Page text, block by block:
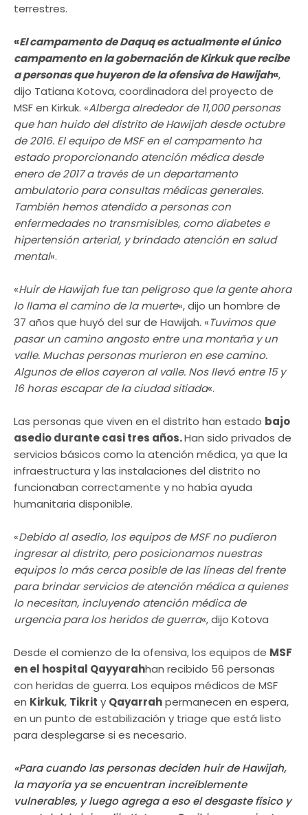
terrestres.
«El campamento de Daquq es actualmente el único
campamento en la gobernación de Kirkuk que recibe
a personas que huyeron de la ofensiva de Hawijah«,
dijo Tatiana Kotova, coordinadora del proyecto de
MSF en Kirkuk. «Alberga alrededor de 11,000 personas
que han huido del distrito de Hawijah desde octubre
de 2016. El equipo de MSF en el campamento ha
estado proporcionando atención médica desde
enero de 2017 a través de un departamento
ambulatorio para consultas médicas generales.
También hemos atendido a personas con
enfermedades no transmisibles, como diabetes e
hipertensión arterial, y brindado atención en salud
mental«.
«Huir de Hawijah fue tan peligroso que la gente ahora
lo llama el camino de la muerte«, dijo un hombre de
37 años que huyó del sur de Hawijah. «Tuvimos que
pasar un camino angosto entre una montaña y un
valle. Muchas personas murieron en ese camino.
Algunos de ellos cayeron al valle. Nos llevó entre 15 y
16 horas escapar de la ciudad sitiada«.
Las personas que viven en el distrito han estado bajo
asedio durante casi tres años.Han sido privados de
servicios básicos como la atención médica, ya que la
infraestructura y las instalaciones del distrito no
funcionaban correctamente y no había ayuda
humanitaria disponible.
«Debido al asedio, los equipos de MSF no pudieron
ingresar al distrito, pero posicionamos nuestras
equipos lo más cerca posible de las líneas del frente
para brindar servicios de atención médica a quienes
lo necesitan, incluyendo atención médica de
urgencia para los heridos de guerra«, dijo Kotova
Desde el comienzo de la ofensiva, los equipos de MSF
en el hospital Qayyarahhan recibido 56 personas
con heridas de guerra. Los equipos médicos de MSF
en Kirkuk, Tikrit y Qayarrahpermanecen en espera,
en un punto de estabilización y triage que está listo
para desplegarse si es necesario.
«Para cuando las personas deciden huir de Hawijah,
la mayoría ya se encuentran increíblemente
vulnerables, y luego agrega a eso el desgaste físico y